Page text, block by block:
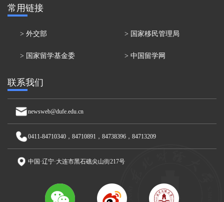
常用链接
> 外交部 > 国家移民管理局
> 国家留学基金委 > 中国留学网
联系我们
newsweb@dufe.edu.cn
0411-84710340，84710891，84738396，84713209
中国·辽宁·大连市黑石礁尖山街217号